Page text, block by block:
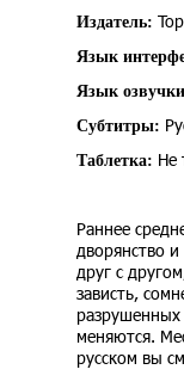
Издатель:
Язык
Язык
Субтитры:
Таблетка: Не
Раннее
дворянство
друг с
зависть,
разрушенных
меняются.
русском вы